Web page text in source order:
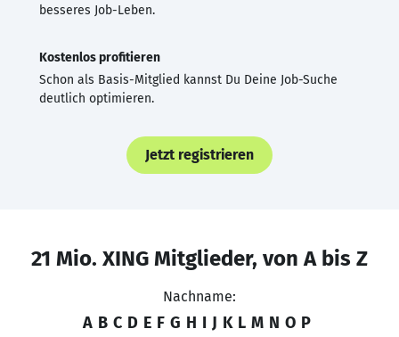
besseres Job-Leben.
Kostenlos profitieren
Schon als Basis-Mitglied kannst Du Deine Job-Suche
deutlich optimieren.
Jetzt registrieren
21 Mio. XING Mitglieder, von A bis Z
Nachname:
A B C D E F G H I J K L M N O P